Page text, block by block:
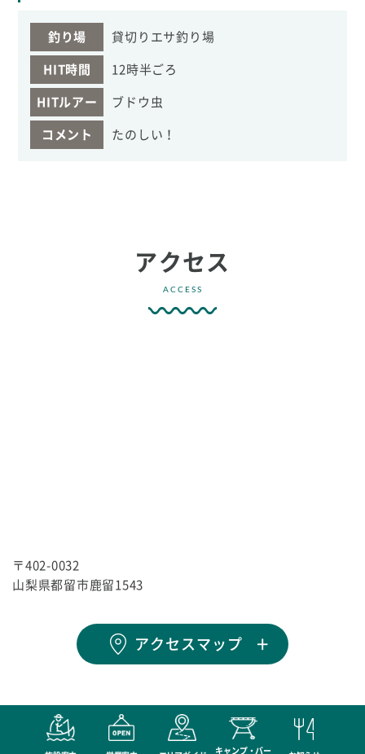
釣り場 貸切りエサ釣り場
HIT時間 12時半ごろ
HITルアー ブドウ虫
コメント たのしい！
アクセス
ACCESS
〒402-0032
山梨県都留市鹿留1543
アクセスマップ
キャンプ・バー